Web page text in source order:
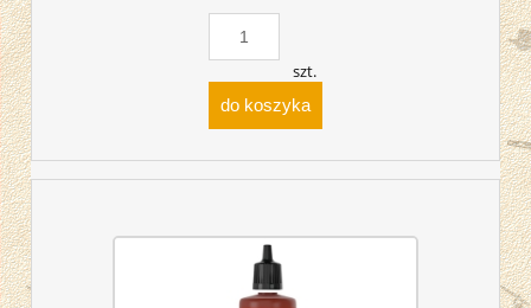
szt.
do koszyka